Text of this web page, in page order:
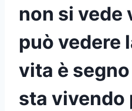
non si vede
può vedere
vita è
sta vivendo